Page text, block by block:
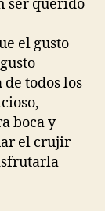
ser querido
el gusto
de todos los
boca y
el crujir